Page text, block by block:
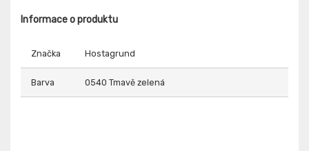
Informace o produktu
Značka Hostagrund
Barva 0540 Tmavě zelená